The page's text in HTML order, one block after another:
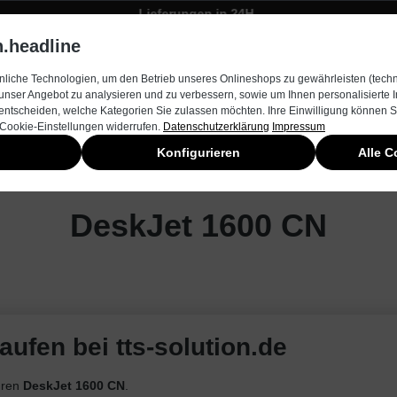
Lieferungen in 24H
DeskJet 1600 CN
bei tts-solution.de
DeskJet 1600 CN
Technologien, um den Betrieb unseres Onlineshops zu gewährleisten
Angebot zu analysieren und zu verbessern, sowie um Ihnen personalisierte
welche Kategorien Sie zulassen möchten. Ihre Einwilligung können
Einstellungen widerrufen. Datenschutzerklärung Impressum
Konfigurieren Alle